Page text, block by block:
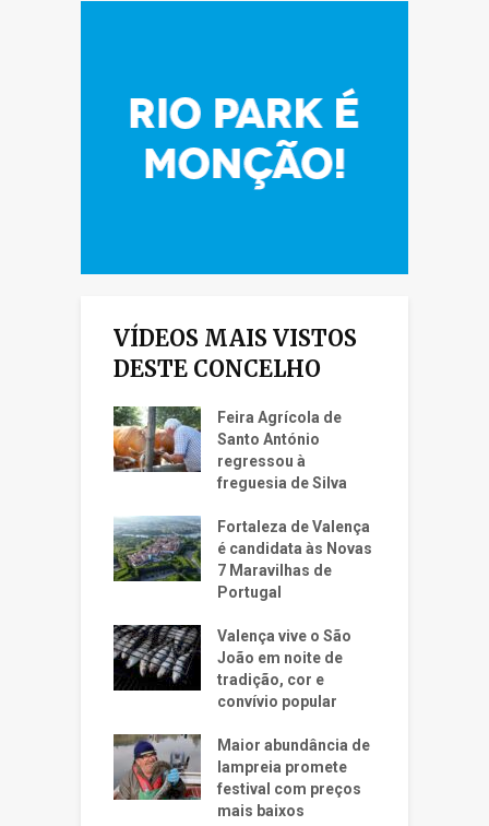
VÍDEOS MAIS VISTOS
DESTE CONCELHO
Feira Agrícola de
Santo António
regressou à
freguesia de Silva
Fortaleza de Valença
é candidata às Novas
7 Maravilhas de
Portugal
Valença vive o São
João em noite de
tradição, cor e
convívio popular
Maior abundância de
lampreia promete
festival com preços
mais baixos